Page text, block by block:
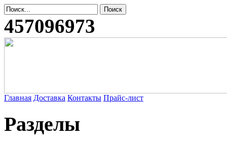
457096973
Главная Доставка Контакты Прайс-лист
Разделы